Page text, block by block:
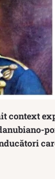
context